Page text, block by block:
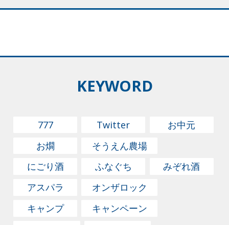
たのは室町時代からで、蒸し風呂の板場に敷いたり、全
国から集まった大名たちが風呂場で脱いだ衣服を取り違
そして江戸時代には商人が商品を包んで運び、旅行の際
っていった。 風呂敷は反物を裁断して、端を三ツ巻き
に縫い上げてある。縫った両端が天地つまり丈で、生地
の巾が左右である。じつは正方形ではなく、巾よりも天
45cm)から七巾(約230cm)まで10種類ほど。通常私たち
KEYWORD
777 Twitter
お中元
お燗
そうえん農場
にごり酒
ふなぐち
みぞれ酒
アスパラ
オンザロック
キャンプ
キャンペーン